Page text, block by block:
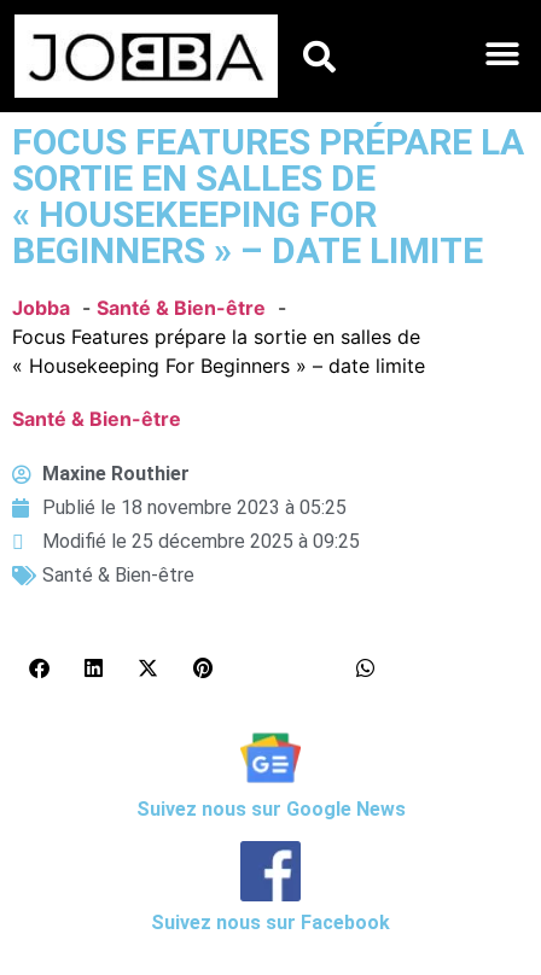
FOCUS FEATURES PRÉPARE LA
SORTIE EN SALLES DE
« HOUSEKEEPING FOR
BEGINNERS » – DATE LIMITE
Jobba
Santé & Bien-être
Focus Features prépare la sortie en salles de
« Housekeeping For Beginners » – date limite
Santé & Bien-être
Maxine Routhier
Publié le 18 novembre 2023 à 05:25
Modifié le 25 décembre 2025 à 09:25
Santé & Bien-être
Suivez nous sur Google News
Suivez nous sur Facebook